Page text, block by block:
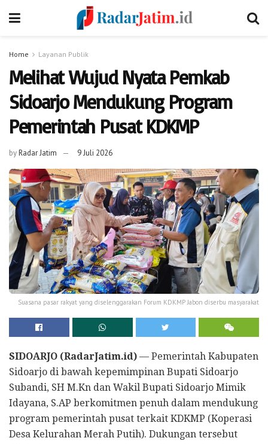
Home Layanan Publik
Melihat Wujud Nyata Pemkab
Sidoarjo Mendukung Program
Pemerintah Pusat KDKMP
byRadar Jatim 9 Juli 2026
Suasana pasar rakyat yang diselenggarakan Forum KDKMP Jabon diserbu masyarakat
SIDOARJO (RadarJatim.id) — Pemerintah Kabupaten
Sidoarjo di bawah kepemimpinan Bupati Sidoarjo
Subandi, SH M.Kn dan Wakil Bupati Sidoarjo Mimik
Idayana, S.AP berkomitmen penuh dalam mendukung
program pemerintah pusat terkait KDKMP (Koperasi
Desa Kelurahan Merah Putih). Dukungan tersebut